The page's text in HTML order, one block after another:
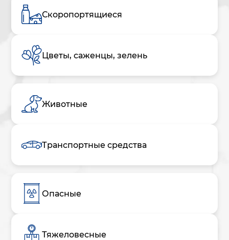
Скоропортящиеся
Цветы, саженцы, зелень
Животные
Транспортные средства
Опасные
Тяжеловесные